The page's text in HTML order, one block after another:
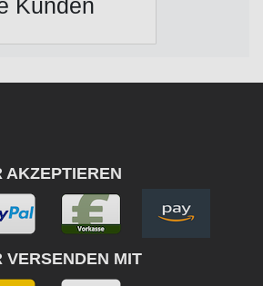
Kunden
AKZEPTIEREN
VERSENDEN MIT